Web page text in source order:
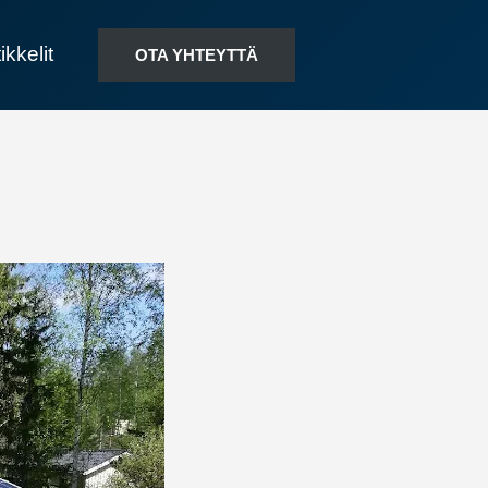
OTA YHTEYTTÄ